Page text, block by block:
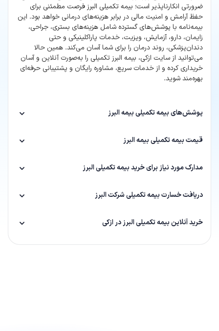
ضرورتی انکارناپذیر است؛ بیمه تکمیلی البرز فرصت مطمئنی برای
حفظ آرامش و امنیت مالی در برابر هزینه‌های درمانی خواهد بود. این
بیمه‌نامه با پوشش‌های گسترده شامل هزینه‌های بستری، جراحی،
زایمان، دارو، آزمایش، ویزیت، خدمات پاراکلینیکی و حتی
دندان‌پزشکی، روند درمان را برای شما آسان می‌کند. همین حالا
می‌توانید از سایت ازکی، بیمه البرز تکمیلی را به‌صورت آنلاین و آسان
خریداری کرده و از خدمات سریع، مشاوره رایگان و پشتیبانی حرفه‌ای
بهره‌مند شوید.
پوشش‌های بیمه تکمیلی بیمه البرز
قیمت بیمه تکمیلی بیمه البرز
مدارک مورد نیاز برای خرید بیمه تکمیلی البرز
دریافت خسارت بیمه تکمیلی شرکت البرز
خرید آنلاین بیمه تکمیلی البرز در ازکی